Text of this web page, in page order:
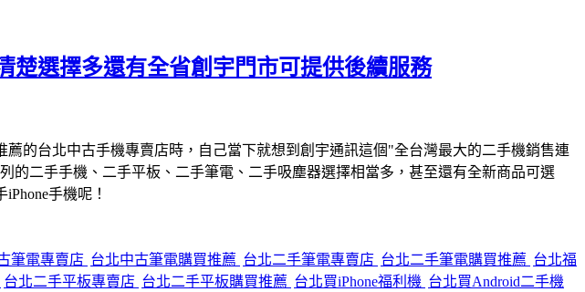
楚選擇多還有全省創宇門市可提供後續服務
的台北中古手機專賣店時，自己當下就想到創宇通訊這個"全台灣最大的二手機銷售連
二手手機、二手平板、二手筆電、二手吸塵器選擇相當多，甚至還有全新商品可選
手機呢！
筆電專賣店 台北中古筆電購買推薦 台北二手筆電專賣店 台北二手筆電購買推薦 台北福
台北二手平板專賣店 台北二手平板購買推薦 台北買iPhone福利機 台北買Android二手機